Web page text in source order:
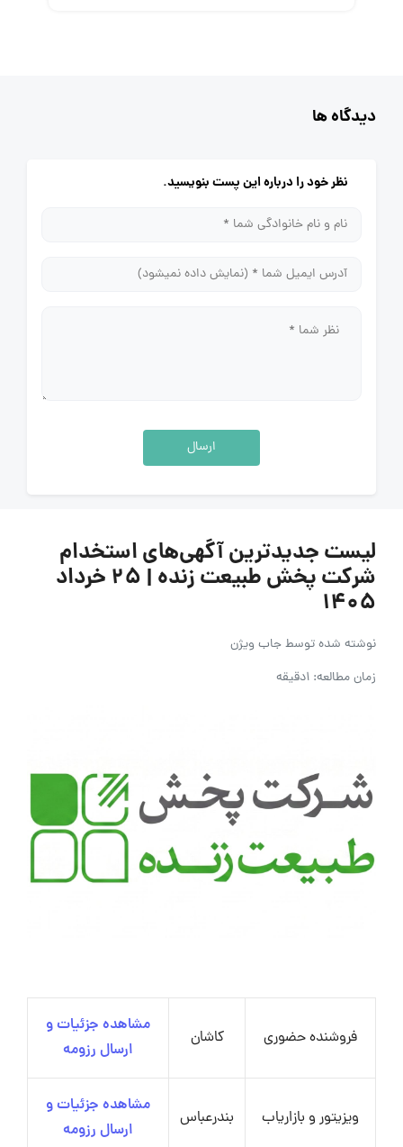
دیدگاه ها
نظر خود را درباره این پست بنویسید.
ارسال
لیست جدیدترین آگهی‌های استخدام
شرکت پخش طبیعت زنده | ۲۵ خرداد
۱۴۰۵
نوشته شده توسطجاب ویژن
زمان مطالعه: 1دقیقه
فروشنده حضوری کاشان
مشاهده جزئیات و
ارسال رزومه
ویزیتور و بازاریاب بندرعباس
مشاهده جزئیات و
ارسال رزومه